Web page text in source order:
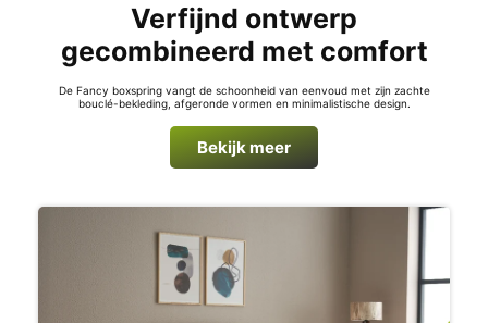
Verfijnd ontwerp
gecombineerd met comfort
De Fancy boxspring vangt de schoonheid van eenvoud met zijn zachte
bouclé-bekleding, afgeronde vormen en minimalistische design.
Bekijk meer